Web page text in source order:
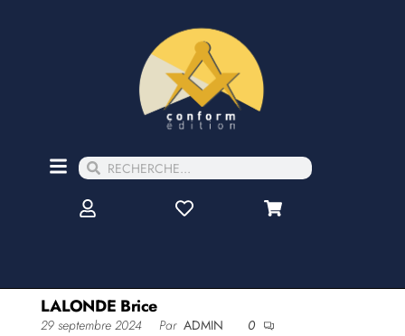
LALONDE Brice
29 septembre 2024 Par ADMIN 0